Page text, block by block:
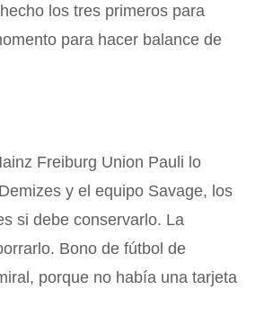
los tres primeros para
para hacer balance de
Freiburg Union Pauli lo
y el equipo Savage, los
si debe conservarlo. La
Bono de fútbol de
porque no había una tarjeta